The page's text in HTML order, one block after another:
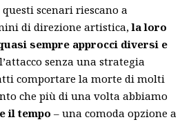
scenari riescano a
di direzione artistica,la loro
sempre approcci diversi e
senza una strategia
comportare la morte di molti
che più di una volta abbiamo
il tempo – una comoda opzione a